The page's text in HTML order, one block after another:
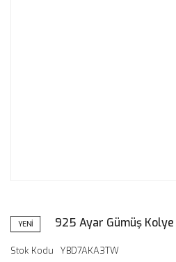
YENİ 925 Ayar Gümüş Kolye
Stok Kodu YBD7AKA3TW